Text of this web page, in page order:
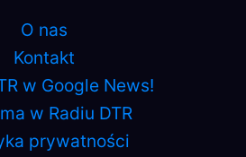
O nas
Kontakt
w Google News!
w Radiu DTR
prywatności